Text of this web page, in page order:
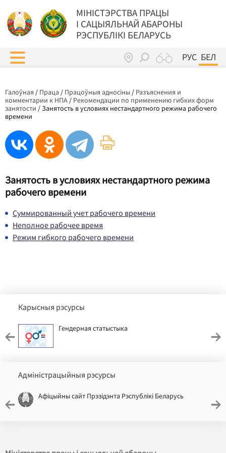
МIНIСТЭРСТВА ПРАЦЫ
I САЦЫЯЛЬНАЙ АБАРОНЫ
РЭСПУБЛІКІ БЕЛАРУСЬ
РУС БЕЛ
Галоўная / Праца / Працоўныя адносіны / Разъяснения и
комментарии к НПА / Рекомендации по применению гибких форм
занятости /Занятость в условиях нестандартного режима рабочего
времени
Занятость в условиях нестандартного режима
рабочего времени
Суммированный учет рабочего времени
Неполное рабочее время
Режим гибкого рабочего времени
Карысныя рэсурсы
Гендерная статыстыка
Адміністрацыйныя рэсурсы
Афіцыйны сайт Прэзідэнта Рэспублікі Беларусь